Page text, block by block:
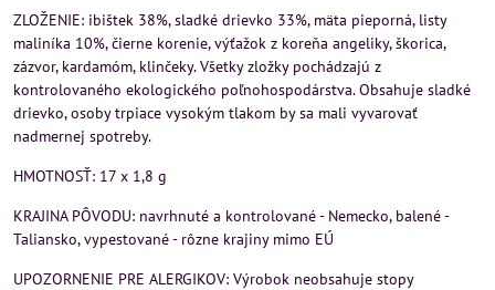
ZLOŽENIE: ibištek 38%, sladké drievko 33%, mäta pieporná, listy
maliníka 10%, čierne korenie, výťažok z koreňa angeliky, škorica,
zázvor, kardamóm, klinčeky. Všetky zložky pochádzajú z
kontrolovaného ekologického poľnohospodárstva. Obsahuje sladké
drievko, osoby trpiace vysokým tlakom by sa mali vyvarovať
nadmernej spotreby.
HMOTNOSŤ: 17 x 1,8 g
KRAJINA PÔVODU: navrhnuté a kontrolované - Nemecko, balené -
Taliansko, vypestované - rôzne krajiny mimo EÚ
UPOZORNENIE PRE ALERGIKOV: Výrobok neobsahuje stopy